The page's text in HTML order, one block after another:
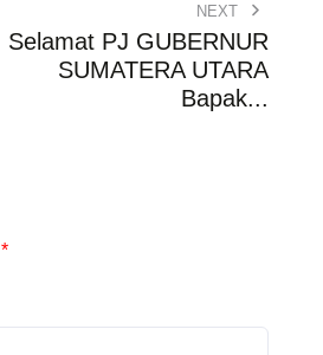
NEXT
Selamat PJ GUBERNUR
SUMATERA UTARA
Bapak...
*